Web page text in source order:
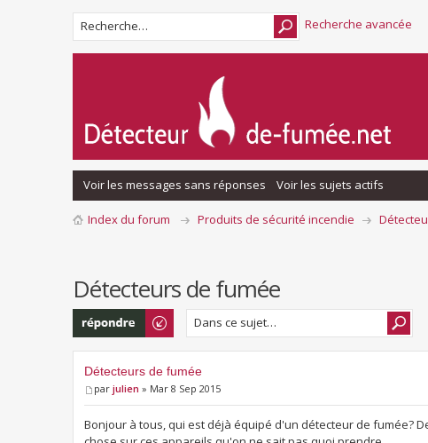
Recherche avancée
Voir les messages sans réponses Voir les sujets actifs
Index du forum Produits de sécurité incendie
Détecteurs de fumée
Répondre
Détecteurs de fumée
par julien » Mar 8 Sep 2015
Bonjour à tous, qui est déjà équipé d'un détecteur de fumée?